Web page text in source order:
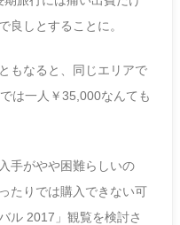
良しとすることに。
もなると、同じエリアで
は一人￥35,000なんても
手がやや困難らしいの
たりでは購入できない可
ル 2017」観覧を検討さ